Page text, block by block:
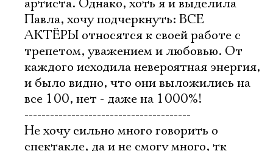
артиста. Однако, хоть я и выделила
Павла, хочу подчеркнуть: ВСЕ
АКТЁРЫ относятся к своей работе с
трепетом, уважением и любовью. От
каждого исходила невероятная энергия,
и было видно, что они выложились на
все 100, нет - даже на 1000%!
---------------------------------------
Не хочу сильно много говорить о
спектакле, да и не смогу много, тк